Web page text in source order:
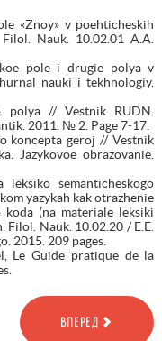
«Znoy» v poehticheskih
Nauk. 10.02.01 A.A.
pole i drugie polya v
nauki i tekhnologiy.
polya // Vestnik RUDN.
2011. № 2. Page 7-17.
koncepta geroj // Vestnik
Jazykovoe obrazovanie.
leksiko semanticheskogo
yazykah kak otrazhenie
koda (na materiale leksiki
Filol. Nauk. 10.02.20 / E.E.
2015. 209 pages.
Le Guide pratique de la
ВПЕРЕД